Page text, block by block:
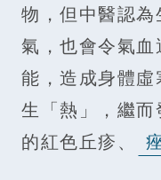
物，但中醫認
氣，也會令氣
能，造成身體虛
生「熱」，繼
的紅色丘疹、